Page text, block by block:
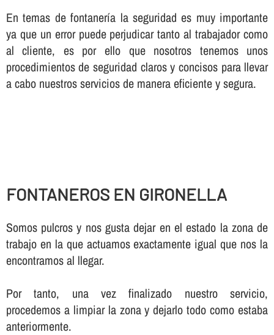
En temas de fontanerí­a la seguridad es muy importante
ya que un error puede perjudicar tanto al trabajador como
al cliente, es por ello que nosotros tenemos unos
procedimientos de seguridad claros y concisos para llevar
a cabo nuestros servicios de manera eficiente y segura.
FONTANEROS EN GIRONELLA
Somos pulcros y nos gusta dejar en el estado la zona de
trabajo en la que actuamos exactamente igual que nos la
encontramos al llegar.
Por tanto, una vez finalizado nuestro servicio,
procedemos a limpiar la zona y dejarlo todo como estaba
anteriormente.